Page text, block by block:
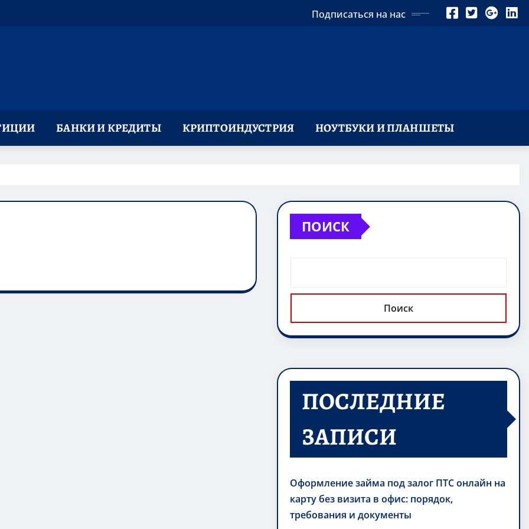
Подписаться на нас
БАНКИ И КРЕДИТЫ КРИПТОИНДУСТРИЯ НОУТБУКИ И ПЛАНШЕТЫ
ПОИСК
Поиск
ПОСЛЕДНИЕ
ЗАПИСИ
Оформление займа под залог ПТС онлайн на
карту без визита в офис: порядок,
требования и документы